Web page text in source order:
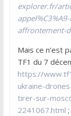
explorer.fr/
affrontement-
Mais ce n’est
TF1 du 7
https://
ukraine-
tirer-sur-
2241067.html